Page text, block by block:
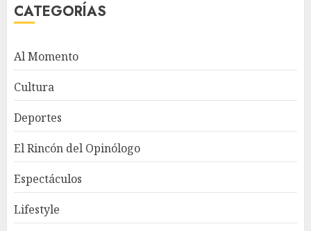
CATEGORÍAS
Al Momento
Cultura
Deportes
El Rincón del Opinólogo
Espectáculos
Lifestyle